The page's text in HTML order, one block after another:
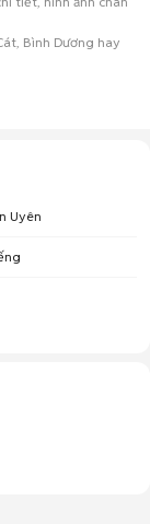
Bình Dương hay
Uyên